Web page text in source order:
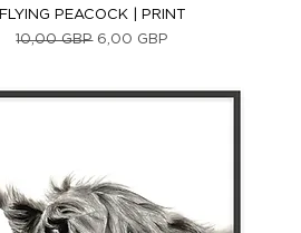
Vista rápida
FLYING PEACOCK | PRINT
Precio
10,00 GBP Precio de oferta
6,00 GBP